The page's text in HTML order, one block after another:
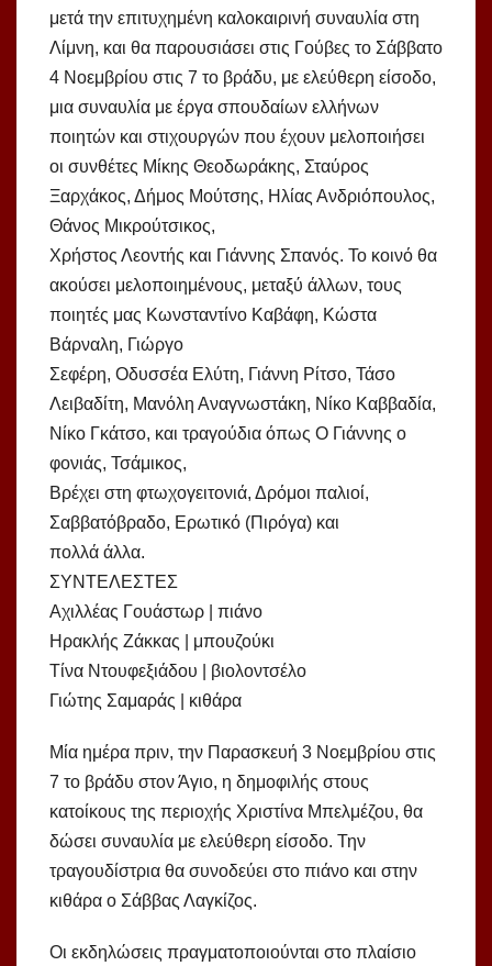
μετά την επιτυχημένη καλοκαιρινή συναυλία στη
Λίμνη, και θα παρουσιάσει στις Γούβες το Σάββατο
4 Νοεμβρίου στις 7 το βράδυ, με ελεύθερη είσοδο,
μια συναυλία με έργα σπουδαίων ελλήνων
ποιητών και στιχουργών που έχουν μελοποιήσει
οι συνθέτες Μίκης Θεοδωράκης, Σταύρος
Ξαρχάκος, Δήμος Μούτσης, Ηλίας Ανδριόπουλος,
Θάνος Μικρούτσικος,
Χρήστος Λεοντής και Γιάννης Σπανός. Το κοινό θα
ακούσει μελοποιημένους, μεταξύ άλλων, τους
ποιητές μας Κωνσταντίνο Καβάφη, Κώστα
Βάρναλη, Γιώργο
Σεφέρη, Οδυσσέα Ελύτη, Γιάννη Ρίτσο, Τάσο
Λειβαδίτη, Μανόλη Αναγνωστάκη, Νίκο Καββαδία,
Νίκο Γκάτσο, και τραγούδια όπως Ο Γιάννης ο
φονιάς, Τσάμικος,
Βρέχει στη φτωχογειτονιά, Δρόμοι παλιοί,
Σαββατόβραδο, Ερωτικό (Πιρόγα) και
πολλά άλλα.
ΣΥΝΤΕΛΕΣΤΕΣ
Αχιλλέας Γουάστωρ | πιάνο
Ηρακλής Ζάκκας | μπουζούκι
Τίνα Ντουφεξιάδου | βιολοντσέλο
Γιώτης Σαμαράς | κιθάρα
Μία ημέρα πριν, την Παρασκευή 3 Νοεμβρίου στις
7 το βράδυ στον Άγιο, η δημοφιλής στους
κατοίκους της περιοχής Χριστίνα Μπελμέζου, θα
δώσει συναυλία με ελεύθερη είσοδο. Την
τραγουδίστρια θα συνοδεύει στο πιάνο και στην
κιθάρα ο Σάββας Λαγκίζος.
Οι εκδηλώσεις πραγματοποιούνται στο πλαίσιο